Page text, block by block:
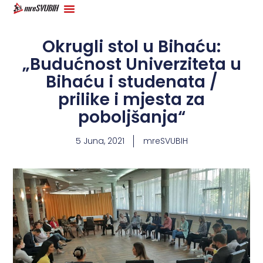
Okrugli stol u Bihaću:
„Budućnost Univerziteta u
Bihaću i studenata /
prilike i mjesta za
poboljšanja“
5 Juna, 2021 mreSVUBIH